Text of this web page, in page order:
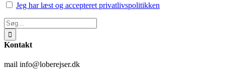
Jeg har læst og accepteret privatlivspolitikken
Søg
efter:
Kontakt
mail info@loberejser.dk